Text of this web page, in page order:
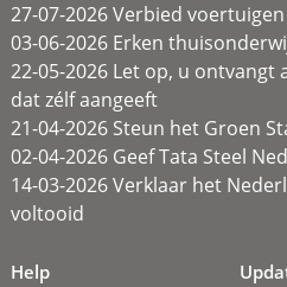
27-07-2026 Verbied
03-06-2026 Erken
22-05-2026 Let op, u ontvangt
dat zélf aangeeft
21-04-2026 Steun het Groen
02-04-2026 Geef Tata Steel
14-03-2026 Verklaar het
voltooid
Help